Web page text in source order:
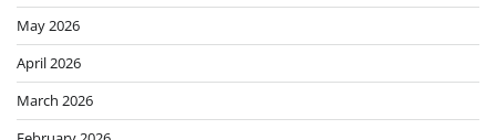
May 2026
April 2026
March 2026